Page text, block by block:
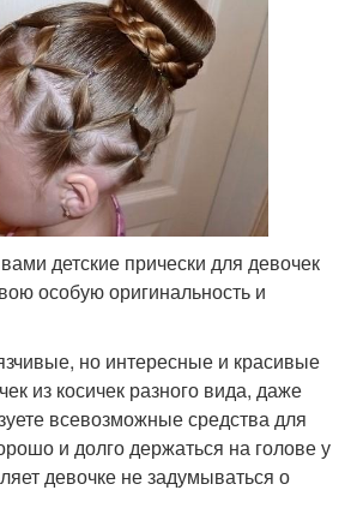
детские прически для девочек
особую оригинальность и
но интересные и красивые
из косичек разного вида, даже
всевозможные средства для
и долго держаться на голове у
девочке не задумываться о